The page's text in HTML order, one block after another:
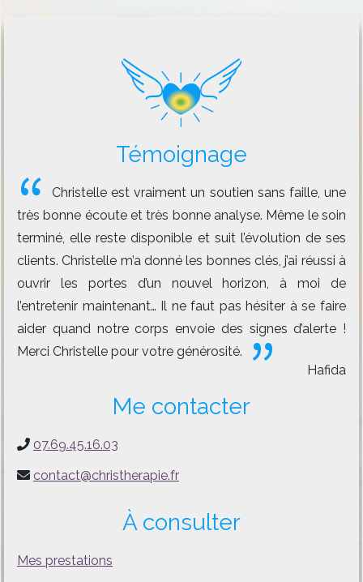
Témoignage
Christelle est vraiment un soutien sans faille, une
très bonne écoute et très bonne analyse. Même le soin
terminé, elle reste disponible et suit l’évolution de ses
clients. Christelle m’a donné les bonnes clés, j’ai réussi à
ouvrir les portes d’un nouvel horizon, à moi de
l’entretenir maintenant… Il ne faut pas hésiter à se faire
aider quand notre corps envoie des signes d’alerte !
Merci Christelle pour votre générosité.
Hafida
Me contacter
07.69.45.16.03
contact@christherapie.fr
À consulter
Mes prestations